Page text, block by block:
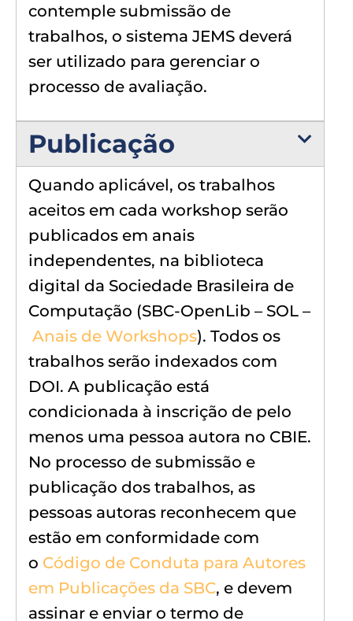
contemple submissão de
trabalhos, o sistema JEMS deverá
ser utilizado para gerenciar o
processo de avaliação.
Publicação
Quando aplicável, os trabalhos
aceitos em cada workshop serão
publicados em anais
independentes, na biblioteca
digital da Sociedade Brasileira de
Computação (SBC-OpenLib – SOL –
Anais de Workshops). Todos os
trabalhos serão indexados com
DOI. A publicação está
condicionada à inscrição de pelo
menos uma pessoa autora no CBIE.
No processo de submissão e
publicação dos trabalhos, as
pessoas autoras reconhecem que
estão em conformidade com
o Código de Conduta para Autores
em Publicações da SBC, e devem
assinar e enviar o termo de